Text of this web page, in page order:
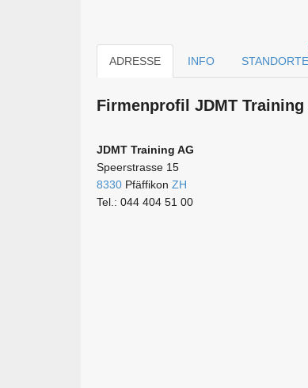
ADRESSE INFO STANDORTE
Firmen­profil JDMT
JDMT Training AG
Speerstrasse 15
8330 Pfäffikon ZH
Tel.: 044 404 51 00